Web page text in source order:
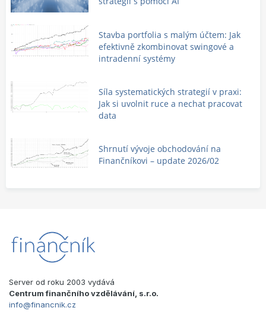
Stavba portfolia s malým účtem: Jak
efektivně zkombinovat swingové a
intradenní systémy
Síla systematických strategií v praxi:
Jak si uvolnit ruce a nechat pracovat
data
Shrnutí vývoje obchodování na
Finančníkovi – update 2026/02
Server od roku 2003 vydává
Centrum finančního vzdělávání, s.r.o.
info@financnik.cz